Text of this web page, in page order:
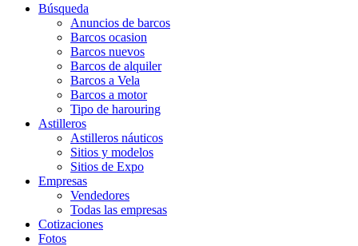
Búsqueda
Anuncios de barcos
Barcos ocasion
Barcos nuevos
Barcos de alquiler
Barcos a Vela
Barcos a motor
Tipo de harouring
Astilleros
Astilleros náuticos
Sitios y modelos
Sitios de Expo
Empresas
Vendedores
Todas las empresas
Cotizaciones
Fotos